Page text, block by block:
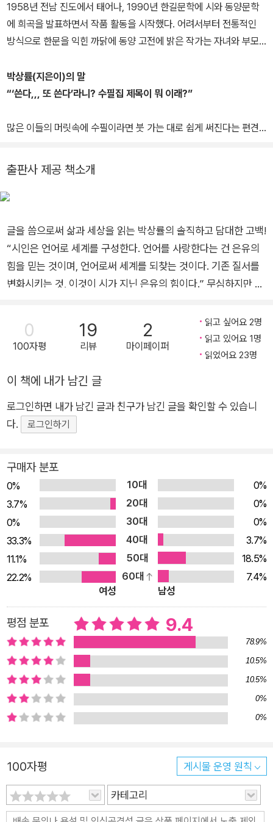
1958년 전남 진도에서 태어나, 1990년 한길문학에 시와 동양문학
에 희곡을 발표하면서 작품 활동을 시작했다. 어려서부터 전통적인
방식으로 한문을 익힌 까닭에 동양 고전에 밝은 작가는 자녀와 부모
요하다고 여겨 《박상률 완역 삼국지》’를 내놓았다. 시집 《진도 아리
랑》, 《국가 공인 미남》, 《길에서 개손자를 만나다》, 《그케 되았지라》,
권뿐인 시집》, 희곡집 《풍경소리》, 《개님전》, 동화책 《바람으로 남은
소리》 등 많은 책을 펴냈다. 아름다운작가상, 한국출판평론상 등을 받
았다.
박상률(지은이)의 말
“‘쓴다,,, 또 쓴다’라니? 수필집 제목이 뭐 이래?”
많은 이들의 머릿속에 수필이라면 붓 가는 대로 쉽게 써진다는 편견
다. 수필도 마찬가지! 어떤 장르의 글이든 쉽게 써지는 것은 없다. 쓰
고, 또 쓰고, 계속 쓰는 과정이 있어야 한다. 날마다 써야 손에서 열기
가 사라지지 않기 때문에 나는 늘 '써져서' 쓰는 게 아니라 '쓰니까' 써
쉼표(,)를 썼다.
나는 글둠벙이 있는 이야기밭 언저리에 산다, 고 말하길 좋아한다. 그
곳에서 하루가 한평생이라 여기고, 텅 비어 아무것도 없는 것처럼 느
끼며, 마냥 아득하고 먼 하늘을 가끔 쳐다보며, 쓴다,,, 또 쓴다~.
출판사 제공 책소개
글을 씀으로써 삶과 세상을 읽는 박상률의 솔직하고 담대한 고백!
“시인은 언어로 세계를 구성한다. 언어를 사랑한다는 건 은유의
힘을 믿는 것이며, 언어로써 세계를 되찾는 것이다. 기존 질서를
변화시키는 것, 이것이 시가 지닌 은유의 힘이다.” 무심하지만 다
쓰고 또 쓴다 누구의 것도 아닌 오롯이 나만의 방식으로! 수필과
글쓰기, 삶과 세상, 그리고 사람에 대한 이야기를 담은 박상률의
수필집 『쓴다,,, 또 쓴다』가 출간되었다. 수십 년간 독자들을 대상
으로 강연한 내용과 더불어 지난 몇 년간 신문, 잡지, 웹진, 페이
스북 등에 쓴 글을 한데 엮었다. 한국 청소년문학의 시작점이라
불리는 소설 『봄바람』과 고등학교 국어와 문학 교과서에 수록된
소설 『세상에 단 한 권뿐인 시집』 등 한국 문학을 선두에서 이끄
각을 엿볼 수 있는 수필집이다. 때로는 무심하지만 다정하게, 때
로는 우아하지만 날카롭게 펼쳐지는 문장 문장마다 일가(一家)
를 이룬 박상률의 자부심과 단호한 면모를 엿볼 수 있다. 작가는
작품으로 말하는 법이라지만, 대중에게 널리 알려진 작가일수록
작가 자신을 이야기하는 글은 언제나 환영을 받는다. 우리가 알고
있는 작품의 창작 과정과 숨은 뒷이야기, 그리고 그 작품을 만들
어낸 작가의 삶이 궁금하기 때문이다. 이 책의 어떤 글은 문학, 어
떤 글은 그의 ‘페르소나’ 진돗개, 또 어떤 글은 사람들과 부대끼며
한 다양한 이야기들은 자칫 평범하게 보여도 그 경험에서 그가 이
끌어낸 사유는 깊이가 있으며 단단하다. 다채로운 삶의 면면들을
‘척’하지 않고 힘을 뺀 소탈한 어휘로, 하지만 그 속에 숨어 있는
날카로운 통찰력으로 그려낸 그의 글은 읽을수록, ‘수필도 이런
깊이를 지닐 수 있다니!’ 하고 놀라게 될 것이다. 하지만 역시 주
축이 되는 것은 바로 ‘글쓰기’다. 첫 장부터 마지막 장까지 글쓰기
와 독서에 대한 박상률의 애정과 고민이 행간을 가득 메우고 있
지금 시점에서 보자면 문학만이 아니라 문학이 놓인 생태계 전체
가 위기이다. 출판 환경의 변화, 독자의 호응도, 각종 시각 매체의
등장에 따라 문학은 이리 치이고 저리 치이는 신세가 되어 있다.
(p.44) 그는 ‘독자를 따라다니거나’, ‘글을 쓰기 위해 어딘가로 가
0
100자평
19
리뷰
2
마이페이퍼
읽고 싶어요 2명
읽고 있어요 1명
읽었어요 23명
이 책에 내가 남긴 글
로그인하면 내가 남긴 글과 친구가 남긴 글을 확인할 수 있습니
다.
로그인하기
구매자 분포
0% 10대
0%
3.7%
20대
0%
0%
30대
0%
33.3%
40대
3.7%
11.1%
50대
18.5%
22.2%
60대
7.4%
여성
남성
평점 분포 9.4
78.9%
10.5%
10.5%
0%
0%
100자평 게시물 운영 원칙
카테고리